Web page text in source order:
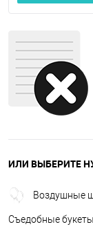
ИЛИ ВЫБЕРИТЕ
Воздушные
Съедобные